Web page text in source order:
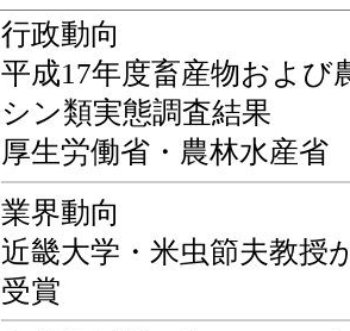
行政動向
平成17年度畜産物および
シン類実態調査結果
厚生労働省・農林水産省
業界動向
近畿大学・米虫節夫教授
受賞